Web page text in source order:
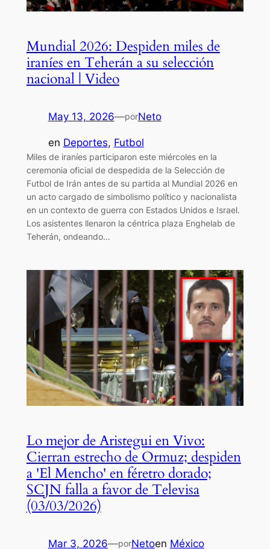
Mundial 2026: Despiden miles de
iraníes en Teherán a su selección
nacional | Video
May 13, 2026—porNeto
en Deportes, Futbol
Miles de iraníes participaron este miércoles en la
ceremonia oficial de despedida de la Selección de
Futbol de Irán antes de su partida al Mundial 2026 en
un acto cargado de simbolismo político y nacionalista
en un contexto de guerra con Estados Unidos e Israel.
Los asistentes llenaron la céntrica plaza Enghelab de
Teherán, ondeando…
Lo mejor de Aristegui en Vivo:
Cierran estrecho de Ormuz; despiden
a 'El Mencho' en féretro dorado;
SCJN falla a favor de Televisa
(03/03/2026)
Mar 3, 2026—porNetoen México